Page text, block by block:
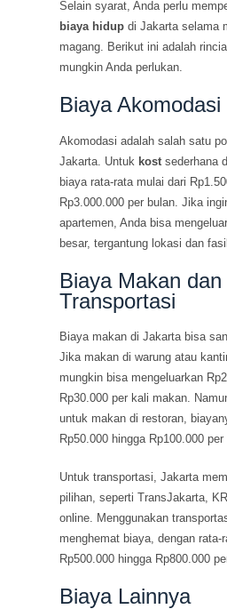
Selain syarat, Anda perlu
biaya hidup di Jakarta selama
magang. Berikut ini adalah
mungkin Anda perlukan.
Biaya Akomodasi
Akomodasi adalah salah satu
Jakarta. Untuk kost sederhana
biaya rata-rata mulai dari
Rp3.000.000 per bulan. Jika
apartemen, Anda bisa
besar, tergantung lokasi dan
Biaya Makan dan
Transportasi
Biaya makan di Jakarta bisa
Jika makan di warung atau
mungkin bisa mengeluarkan
Rp30.000 per kali makan.
untuk makan di restoran,
Rp50.000 hingga Rp100.000
Untuk transportasi, Jakarta
pilihan, seperti TransJakarta,
online. Menggunakan
menghemat biaya, dengan rata-
Rp500.000 hingga Rp800.000
Biaya Lainnya